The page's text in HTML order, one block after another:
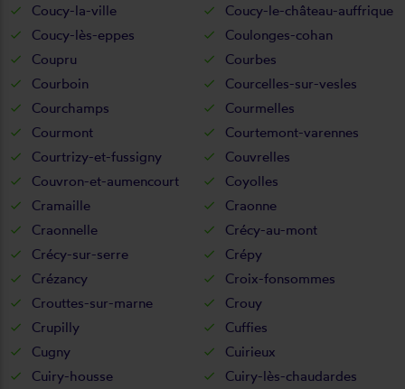
Coucy-la-ville
Coucy-le-château-auffrique
Coucy-lès-eppes
Coulonges-cohan
Coupru
Courbes
Courboin
Courcelles-sur-vesles
Courchamps
Courmelles
Courmont
Courtemont-varennes
Courtrizy-et-fussigny
Couvrelles
Couvron-et-aumencourt
Coyolles
Cramaille
Craonne
Craonnelle
Crécy-au-mont
Crécy-sur-serre
Crépy
Crézancy
Croix-fonsommes
Crouttes-sur-marne
Crouy
Crupilly
Cuffies
Cugny
Cuirieux
Cuiry-housse
Cuiry-lès-chaudardes